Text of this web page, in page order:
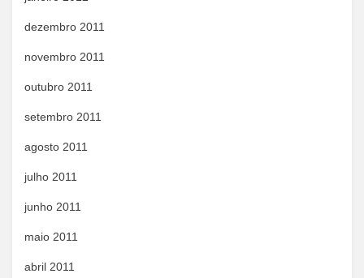
dezembro 2011
novembro 2011
outubro 2011
setembro 2011
agosto 2011
julho 2011
junho 2011
maio 2011
abril 2011